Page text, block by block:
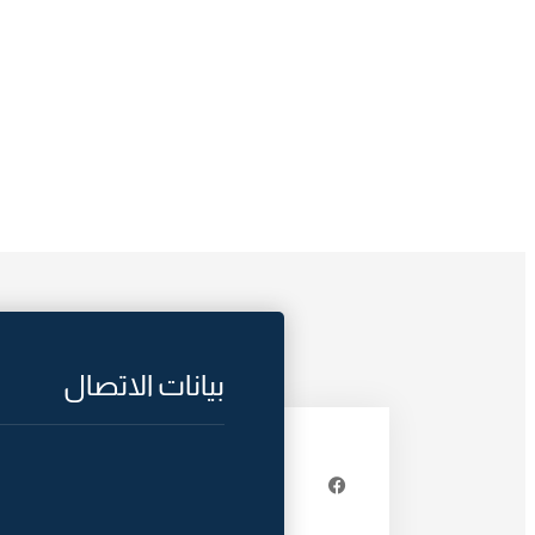
بيانات الاتصال